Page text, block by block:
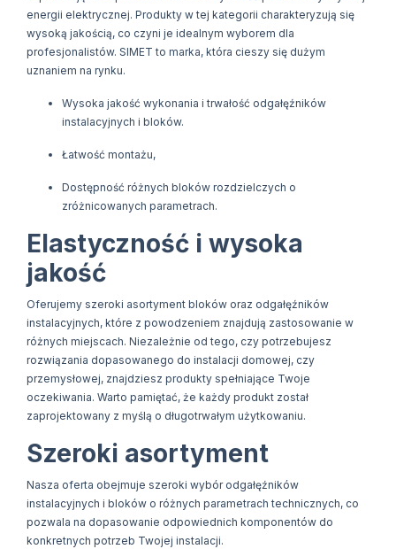
energii elektrycznej. Produkty w tej kategorii charakteryzują się
wysoką jakością, co czyni je idealnym wyborem dla
profesjonalistów. SIMET to marka, która cieszy się dużym
uznaniem na rynku.
Wysoka jakość wykonania i trwałość odgałęźników
instalacyjnych i bloków.
Łatwość montażu,
Dostępność różnych bloków rozdzielczych o
zróżnicowanych parametrach.
Elastyczność i wysoka
jakość
Oferujemy szeroki asortyment bloków oraz odgałęźników
instalacyjnych, które z powodzeniem znajdują zastosowanie w
różnych miejscach. Niezależnie od tego, czy potrzebujesz
rozwiązania dopasowanego do instalacji domowej, czy
przemysłowej, znajdziesz produkty spełniające Twoje
oczekiwania. Warto pamiętać, że każdy produkt został
zaprojektowany z myślą o długotrwałym użytkowaniu.
Szeroki asortyment
Nasza oferta obejmuje szeroki wybór odgałęźników
instalacyjnych i bloków o różnych parametrach technicznych, co
pozwala na dopasowanie odpowiednich komponentów do
konkretnych potrzeb Twojej instalacji.